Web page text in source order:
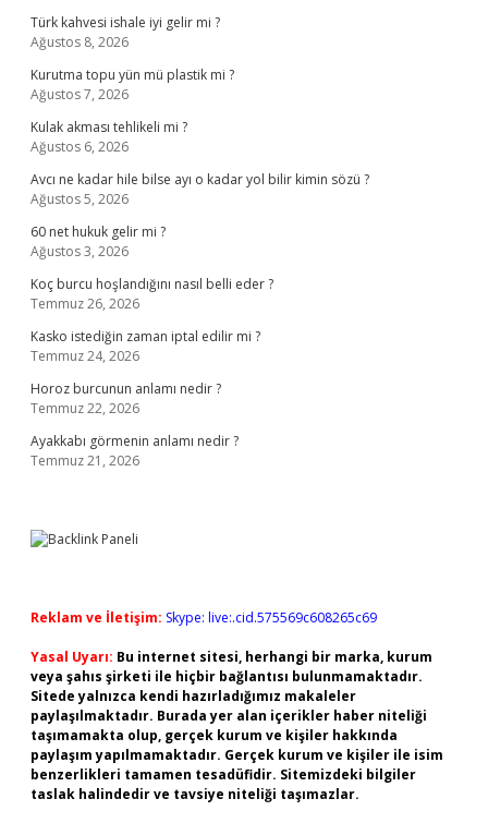
Türk kahvesi ishale iyi gelir mi ?
Ağustos 8, 2026
Kurutma topu yün mü plastik mi ?
Ağustos 7, 2026
Kulak akması tehlikeli mi ?
Ağustos 6, 2026
Avcı ne kadar hile bilse ayı o kadar yol bilir kimin sözü ?
Ağustos 5, 2026
60 net hukuk gelir mi ?
Ağustos 3, 2026
Koç burcu hoşlandığını nasıl belli eder ?
Temmuz 26, 2026
Kasko istediğin zaman iptal edilir mi ?
Temmuz 24, 2026
Horoz burcunun anlamı nedir ?
Temmuz 22, 2026
Ayakkabı görmenin anlamı nedir ?
Temmuz 21, 2026
Reklam ve İletişim: Skype: live:.cid.575569c608265c69
Yasal Uyarı: Bu internet sitesi, herhangi bir marka, kurum
veya şahıs şirketi ile hiçbir bağlantısı bulunmamaktadır.
Sitede yalnızca kendi hazırladığımız makaleler
paylaşılmaktadır. Burada yer alan içerikler haber niteliği
taşımamakta olup, gerçek kurum ve kişiler hakkında
paylaşım yapılmamaktadır. Gerçek kurum ve kişiler ile isim
benzerlikleri tamamen tesadüfidir. Sitemizdeki bilgiler
taslak halindedir ve tavsiye niteliği taşımazlar.